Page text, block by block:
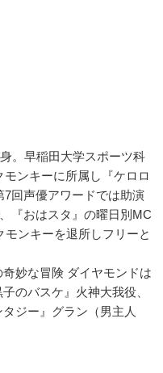
。早稲田大学スポーツ科
ンキーに所属し『ケロロ
回声優アワードでは助演
『おはスタ』の曜日別MC
モンキーを退所しフリーと
妙な冒険 ダイヤモンドは
のバスケ』火神大我役、
ジー』グラン（男主人